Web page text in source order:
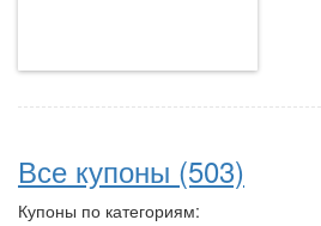
Все купоны (503)
Купоны по категориям: